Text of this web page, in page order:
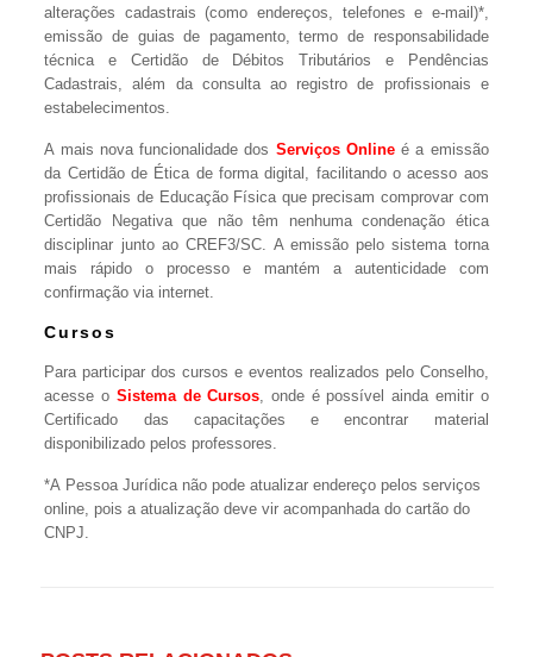
alterações cadastrais (como endereços, telefones e e-mail)*,
emissão de guias de pagamento, termo de responsabilidade
técnica e Certidão de Débitos Tributários e Pendências
Cadastrais, além da consulta ao registro de profissionais e
estabelecimentos.
A mais nova funcionalidade dos Serviços Online é a emissão
da Certidão de Ética de forma digital, facilitando o acesso aos
profissionais de Educação Física que precisam comprovar com
Certidão Negativa que não têm nenhuma condenação ética
disciplinar junto ao CREF3/SC. A emissão pelo sistema torna
mais rápido o processo e mantém a autenticidade com
confirmação via internet.
Cursos
Para participar dos cursos e eventos realizados pelo Conselho,
acesse o Sistema de Cursos, onde é possível ainda emitir o
Certificado das capacitações e encontrar material
disponibilizado pelos professores.
*A Pessoa Jurídica não pode atualizar endereço pelos serviços
online, pois a atualização deve vir acompanhada do cartão do
CNPJ.